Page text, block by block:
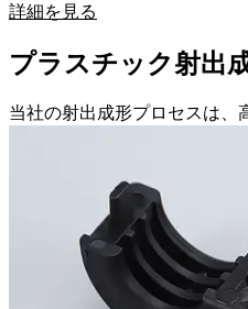
詳細を見る
プラスチック射出
当社の射出成形プロセスは、